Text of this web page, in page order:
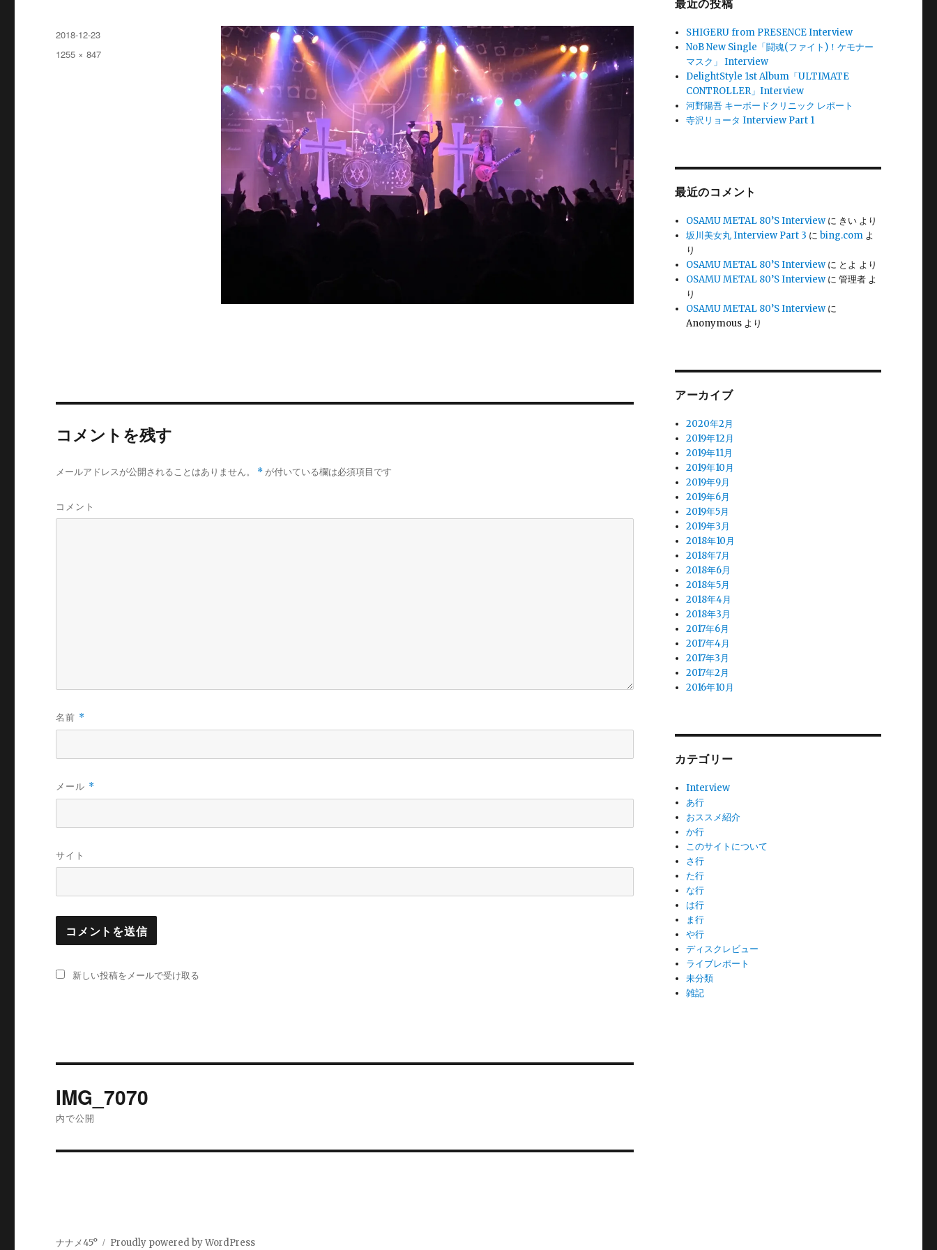
投
稿
2018-12-23
フ
1255 × 847
コメントを残す
メールアドレスが公開されることはありません。 * が付いている欄は必須項目です
コメント
名前 *
メール *
サイト
新しい投稿をメールで受け取る
稿
IMG_7070
内で公開
SHIGERU from PRESENCE Interview
NoB New Single「闘魂(ファイト)！ケモナー
マスク」 Interview
DelightStyle 1st Album「ULTIMATE
CONTROLLER」Interview
河野陽吾 キーボードクリニック レポート
寺沢リョータ Interview Part 1
最近のコメント
OSAMU METAL 80’S Interview に きい より
坂川美女丸 Interview Part 3 にbing.com よ
り
OSAMU METAL 80’S Interview に とよ より
OSAMU METAL 80’S Interview に管理者 よ
り
OSAMU METAL 80’S Interview に
Anonymous より
アーカイブ
2020年2月
2019年12月
2019年11月
2019年10月
2019年9月
2019年6月
2019年5月
2019年3月
2018年10月
2018年7月
2018年6月
2018年5月
2018年4月
2018年3月
2017年6月
2017年4月
2017年3月
2017年2月
2016年10月
カテゴリー
Interview
あ行
おススメ紹介
か行
このサイトについて
さ行
た行
な行
は行
ま行
や行
ディスクレビュー
ライブレポート
未分類
雑記
ナナメ45° Proudly powered by WordPress